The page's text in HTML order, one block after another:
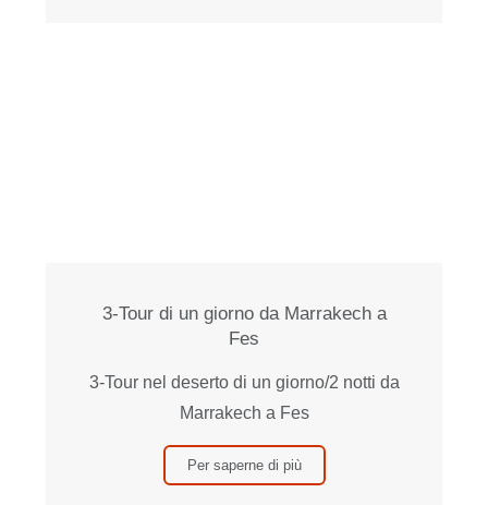
3-Tour di un giorno da Marrakech a
Fes
3-Tour nel deserto di un giorno/2 notti da
Marrakech a Fes
Per saperne di più